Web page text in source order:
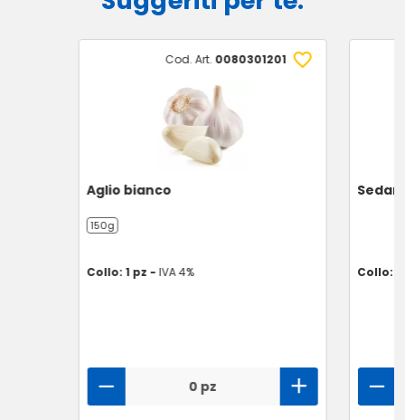
Cod. Art. 0080301201
Aglio bianco
150g
Collo: 1 pz - IVA 4%
0 pz
Collo: